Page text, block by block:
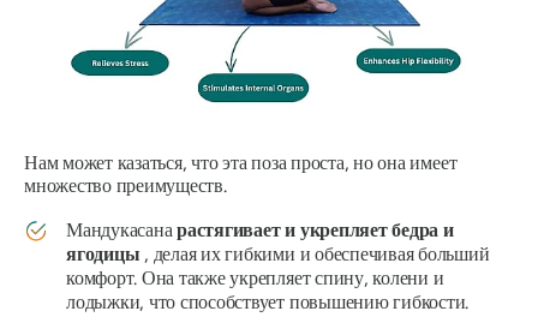
Нам может казаться, что эта поза проста, но она имеет
множество преимуществ.
Мандукасанарастягивает и укрепляет бедра и
ягодицы , делая их гибкими и обеспечивая больший
комфорт. Она также укрепляет спину, колени и
лодыжки, что способствует повышению гибкости.